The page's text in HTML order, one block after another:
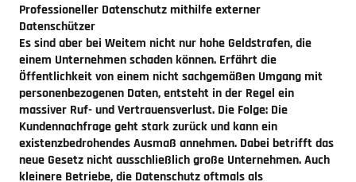
Professioneller Datenschutz mithilfe externer
Datenschützer
Es sind aber bei Weitem nicht nur hohe Geldstrafen, die
einem Unternehmen schaden können. Erfährt die
Öffentlichkeit von einem nicht sachgemäßen Umgang mit
personenbezogenen Daten, entsteht in der Regel ein
massiver Ruf- und Vertrauensverlust. Die Folge: Die
Kundennachfrage geht stark zurück und kann ein
existenzbedrohendes Ausmaß annehmen. Dabei betrifft das
neue Gesetz nicht ausschließlich große Unternehmen. Auch
kleinere Betriebe, die Datenschutz oftmals als